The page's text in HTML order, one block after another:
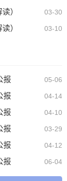
） 03-30
） 03-10
报 05-06
报 04-14
报 04-10
报 03-29
报 04-12
报 06-04